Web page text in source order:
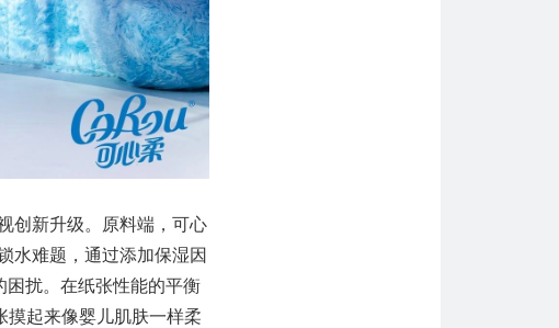
创新升级。原料端，可心
水难题，通过添加保湿因
困扰。在纸张性能的平衡
摸起来像婴儿肌肤一样柔